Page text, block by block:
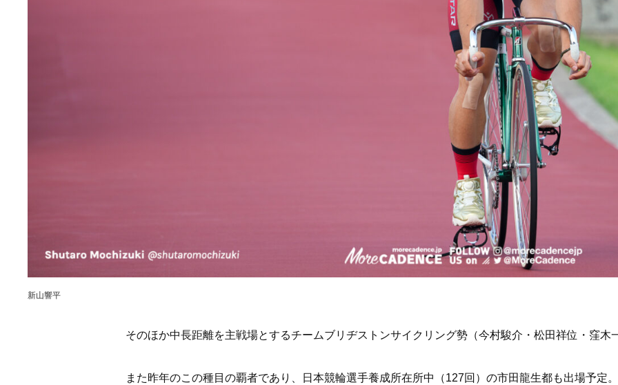
新山響平
そのほか中長距離を主戦場とするチームブリヂストンサイクリング勢（今村駿介・松田祥位・窪木
また昨年のこの種目の覇者であり、日本競輪選手養成所在所中（127回）の市田龍生都も出場予定。